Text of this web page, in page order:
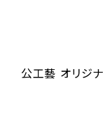
公工藝 オリジ